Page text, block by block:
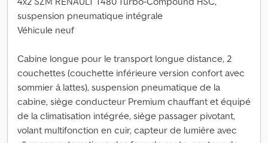
suspension pneumatique intégrale
Véhicule neuf
Cabine longue pour le transport longue distance, 2
couchettes (couchette inférieure version confort avec
sommier à lattes), suspension pneumatique de la
cabine, siège conducteur Premium chauffant et équipé
de la climatisation intégrée, siège passager pivotant,
volant multifonction en cuir, capteur de lumière avec